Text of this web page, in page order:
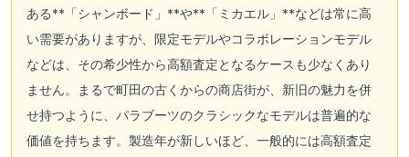
ある**「シャンボード」**や**「ミカエル」**などは常に高
い需要がありますが、限定モデルやコラボレーションモデル
などは、その希少性から高額査定となるケースも少なくあり
ません。まるで町田の古くからの商店街が、新旧の魅力を併
せ持つように、パラブーツのクラシックなモデルは普遍的な
価値を持ちます。製造年が新しいほど、一般的には高額査定